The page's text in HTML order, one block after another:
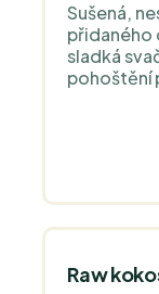
Sušená,
přidaného
sladká
pohoštění
Raw